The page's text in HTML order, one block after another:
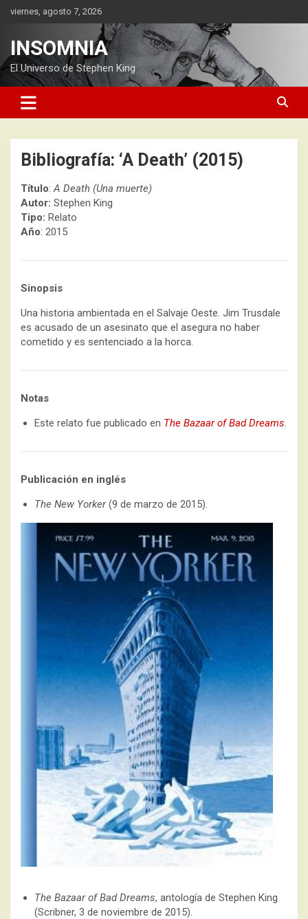
Saltarviernes, agosto 7, 2026
INSOMNIA
El Universo de Stephen King
Bibliografía: ‘A Death’ (2015)
Título:A Death (Una muerte)
Autor: Stephen King
Tipo: Relato
Año: 2015
Sinopsis
Una historia ambientada en el Salvaje Oeste. Jim Trusdale
es acusado de un asesinato que el asegura no haber
cometido y es sentenciado a la horca.
Notas
Este relato fue publicado en The Bazaar of Bad Dreams.
Publicación en inglés
The New Yorker(9 de marzo de 2015).
The Bazaar of Bad Dreams, antología de Stephen King
(Scribner, 3 de noviembre de 2015).